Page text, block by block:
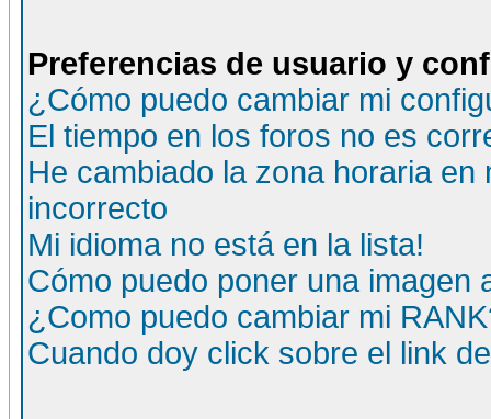
Preferencias de usuario y
¿Cómo puedo cambiar mi
El tiempo en los foros no es
He cambiado la zona horaria
incorrecto
Mi idioma no está en la lista!
Cómo puedo poner una imagen
¿Como puedo cambiar mi
Cuando doy click sobre el link